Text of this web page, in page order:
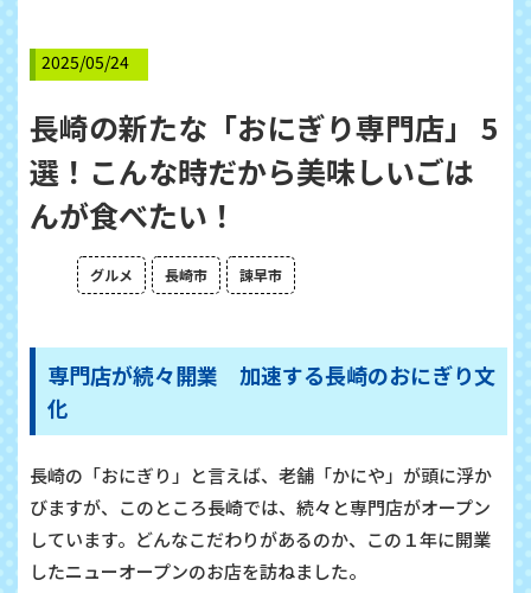
2025/05/24
長崎の新たな「おにぎり専門店」 5
選！こんな時だから美味しいごは
んが食べたい！
グルメ 長崎市 諫早市
専門店が続々開業 加速する長崎のおにぎり文
化
長崎の「おにぎり」と言えば、老舗「かにや」が頭に浮か
びますが、このところ長崎では、続々と専門店がオープン
しています。どんなこだわりがあるのか、この１年に開業
したニューオープンのお店を訪ねました。